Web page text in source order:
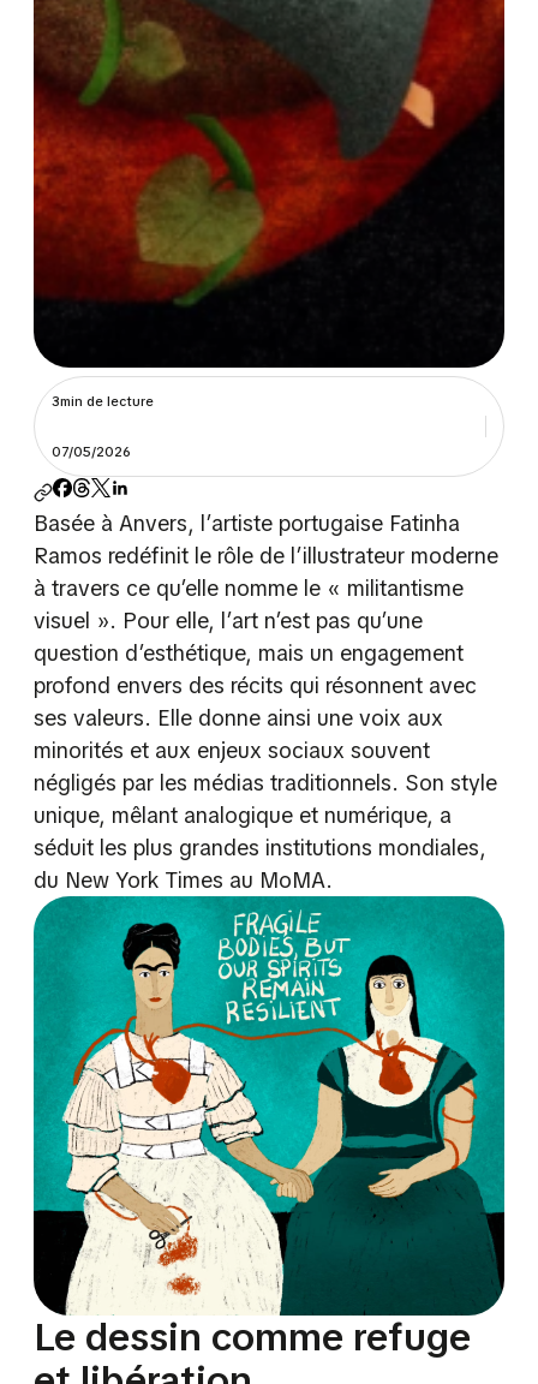
3min de lecture
07/05/2026
Basée à Anvers, l’artiste portugaise Fatinha
Ramos redéfinit le rôle de l’illustrateur moderne
à travers ce qu’elle nomme le « militantisme
visuel ». Pour elle, l’art n’est pas qu’une
question d’esthétique, mais un engagement
profond envers des récits qui résonnent avec
ses valeurs. Elle donne ainsi une voix aux
minorités et aux enjeux sociaux souvent
négligés par les médias traditionnels. Son style
unique, mêlant analogique et numérique, a
séduit les plus grandes institutions mondiales,
du New York Times au MoMA.
Le dessin comme refuge